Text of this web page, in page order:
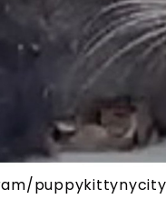
puppykittynycity